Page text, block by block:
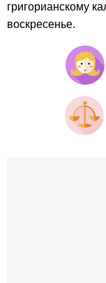
григорианскому
воскресенье.